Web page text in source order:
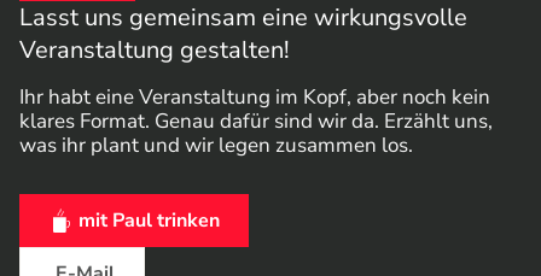
Lasst uns gemeinsam eine wirkungsvolle
Veranstaltung gestalten!
Ihr habt eine Veranstaltung im Kopf, aber noch kein
klares Format. Genau dafür sind wir da. Erzählt uns,
was ihr plant und wir legen zusammen los.
mit Paul trinken
mit uns trinken